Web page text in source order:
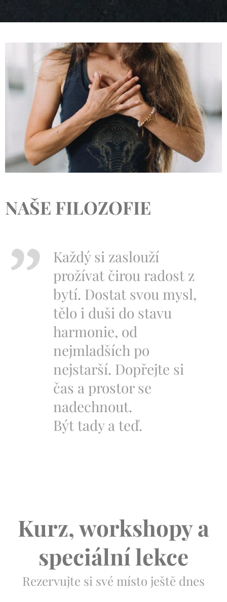
NAŠE FILOZOFIE
Každý si zaslouží
prožívat čirou radost z
bytí. Dostat svou mysl,
tělo i duši do stavu
harmonie, od
nejmladších po
nejstarší. Dopřejte si
čas a prostor se
nadechnout.
Být tady a teď.
Kurz, workshopy a
speciální lekce
Rezervujte si své místo ještě dnes